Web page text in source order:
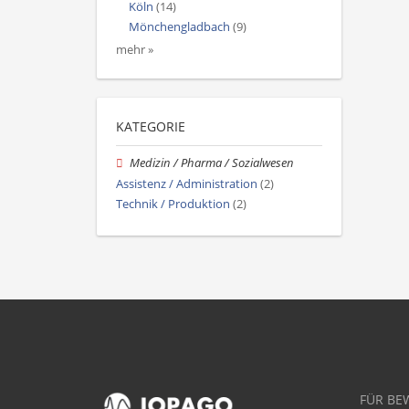
Köln (14)
Mönchengladbach (9)
mehr »
KATEGORIE
Medizin / Pharma / Sozialwesen
Assistenz / Administration (2)
Technik / Produktion (2)
FÜR